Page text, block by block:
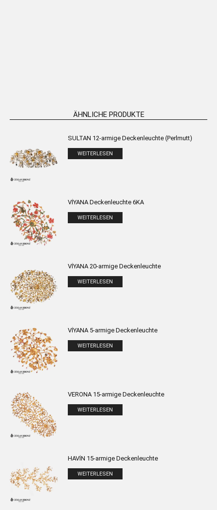
ÄHNLICHE PRODUKTE
SULTAN 12-armige Deckenleuchte (Perlmutt)
WEITERLESEN
VİYANA Deckenleuchte 6KA
WEITERLESEN
VİYANA 20-armige Deckenleuchte
WEITERLESEN
VİYANA 5-armige Deckenleuchte
WEITERLESEN
VERONA 15-armige Deckenleuchte
WEITERLESEN
HAVİN 15-armige Deckenleuchte
WEITERLESEN